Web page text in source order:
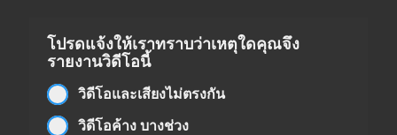
โปรดแจ้งให้เราทราบว่าเหตุใดคุณจึง
รายงานวิดีโอนี้
วิดีโอและเสียงไม่ตรงกัน
วิดีโอค้าง บางช่วง